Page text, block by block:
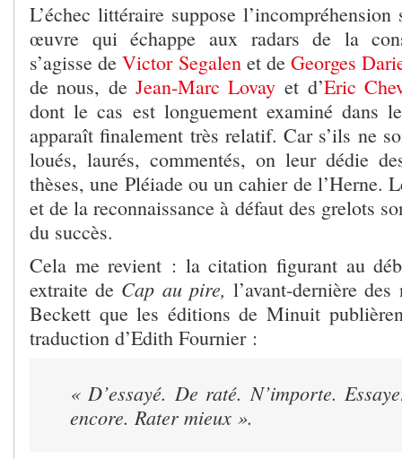
L’échec littéraire suppose
œuvre qui échappe aux radars de la
s’agisse deVictor Segalenet deGeorges
de nous, de Jean-Marc Lovay et d’Eric
dont le cas est longuement examiné dans
apparaît finalement très relatif. Car s’ils ne
loués, laurés, commentés, on leur dédie
thèses, une Pléiade ou un cahier de l’Herne.
et de la reconnaissance à défaut des grelots
du succès.
Cela me revient : la citation figurant au
extraite de Cap au pire, l’avant-dernière
Beckett que les éditions de Minuit
traduction d’Edith Fournier :
«D’essayé. De raté. N’importe.
encore. Rater mieux ».